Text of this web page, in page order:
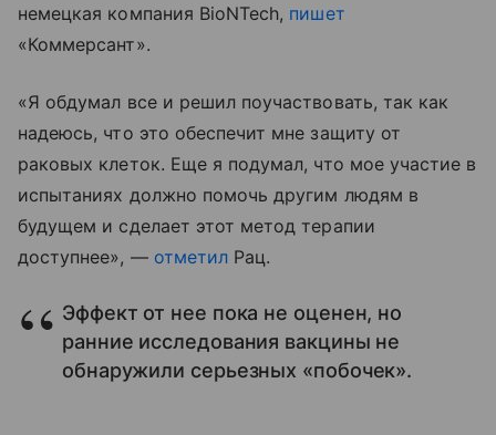
немецкая компания BioNTech, пишет
«Коммерсант».
«Я обдумал все и решил поучаствовать, так как
надеюсь, что это обеспечит мне защиту от
раковых клеток. Еще я подумал, что мое участие в
испытаниях должно помочь другим людям в
будущем и сделает этот метод терапии
доступнее», — отметил Рац.
Эффект от нее пока не оценен, но
ранние исследования вакцины не
обнаружили серьезных «побочек».